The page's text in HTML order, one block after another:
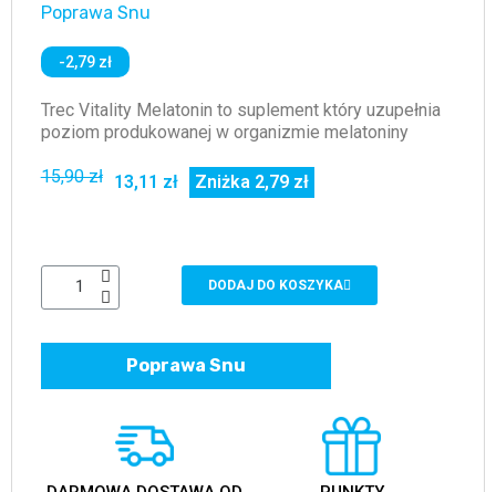
Poprawa Snu
-2,79 zł
Trec Vitality Melatonin to suplement który uzupełnia
poziom produkowanej w organizmie melatoniny
15,90 zł 13,11 zł Zniżka 2,79 zł
DODAJ DO KOSZYKA
Poprawa Snu